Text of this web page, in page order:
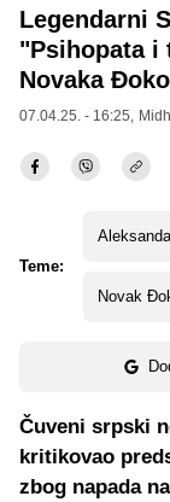
Legendarni
"Psihopata i
Novaka
07.04.25. - 16:25,
Teme:
Novak
Čuveni srpski
kritikovao
zbog napada